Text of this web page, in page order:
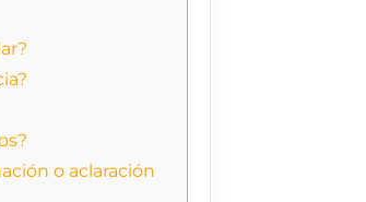
o aclaración